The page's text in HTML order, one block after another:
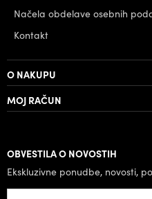
Načela obdelave osebnih
Kontakt
O NAKUPU
MOJ RAČUN
OBVESTILA O NOVOSTIH
Ekskluzivne ponudbe, novosti,